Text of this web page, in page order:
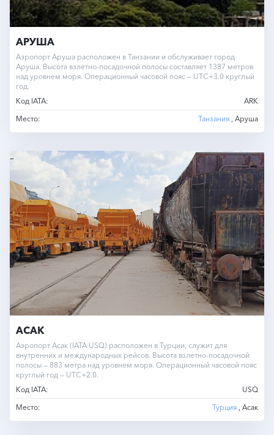
АРУША
Аэропорт Аруша расположен в Танзании и обслуживает город
Аруша. Высота взлетно-посадочной полосы составляет 1387 метров
над уровнем моря. Операционный часовой пояс — UTC+3.0 круглый
год.
Код IATA:
ARK
Место:
Танзания , Аруша
АСАК
Аэропорт Асак (IATA USQ) расположен в Турции, служит для
внутренних и международных рейсов. Высота взлетно-посадочной
полосы — 883 метра над уровнем моря. Операционный часовой пояс
круглый год — UTC+2.0.
Код IATA:
USQ
Место:
Турция , Асак